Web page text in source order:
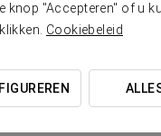
knop "Accepteren" of u
Cookiebeleid